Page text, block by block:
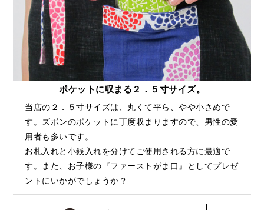
ポケットに収まる２．５寸サイズ。
当店の２．５寸サイズは、丸くて平ら、やや小さめで
す。ズボンのポケットに丁度収まりますので、男性の愛
用者も多いです。
お札入れと小銭入れを分けてご使用される方に最適で
す。また、お子様の『ファーストがま口』としてプレゼ
ントにいかがでしょうか？